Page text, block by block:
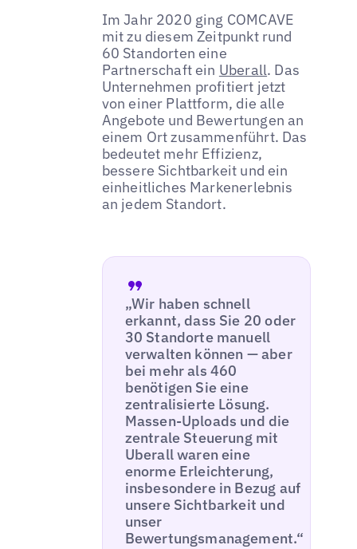
Im Jahr 2020 ging COMCAVE
mit zu diesem Zeitpunkt rund
60 Standorten eine
Partnerschaft ein Uberall. Das
Unternehmen profitiert jetzt
von einer Plattform, die alle
Angebote und Bewertungen an
einem Ort zusammenführt. Das
bedeutet mehr Effizienz,
bessere Sichtbarkeit und ein
einheitliches Markenerlebnis
an jedem Standort.
„Wir haben schnell
erkannt, dass Sie 20 oder
30 Standorte manuell
verwalten können — aber
bei mehr als 460
benötigen Sie eine
zentralisierte Lösung.
Massen-Uploads und die
zentrale Steuerung mit
Uberall waren eine
enorme Erleichterung,
insbesondere in Bezug auf
unsere Sichtbarkeit und
unser
Bewertungsmanagement.“